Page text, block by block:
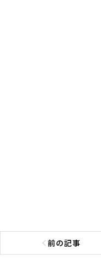
前の記事
前の記事へ